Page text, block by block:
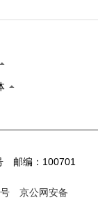
邮编：100701
京公网安备